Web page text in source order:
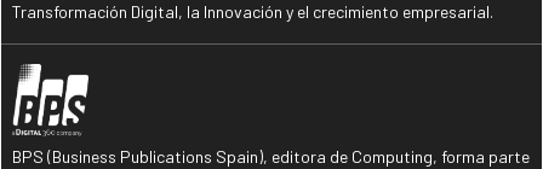
Transformación Digital, la Innovación y el crecimiento empresarial.
BPS (Business Publications Spain), editora de Computing, forma parte